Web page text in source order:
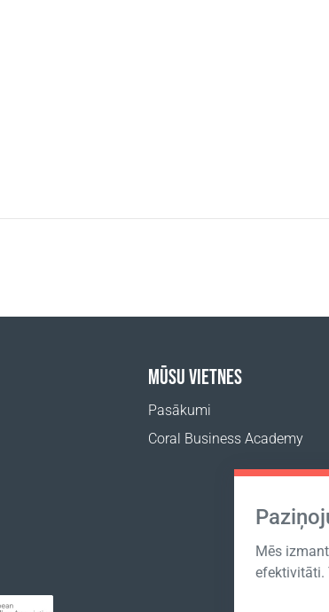
Mēs
efektivitāti.
MŪSU VIETNES
Pasākumi
Coral Business Academy